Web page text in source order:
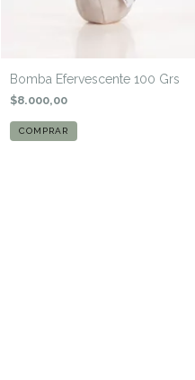
Bomba Efervescente 100 Grs
$8.000,00